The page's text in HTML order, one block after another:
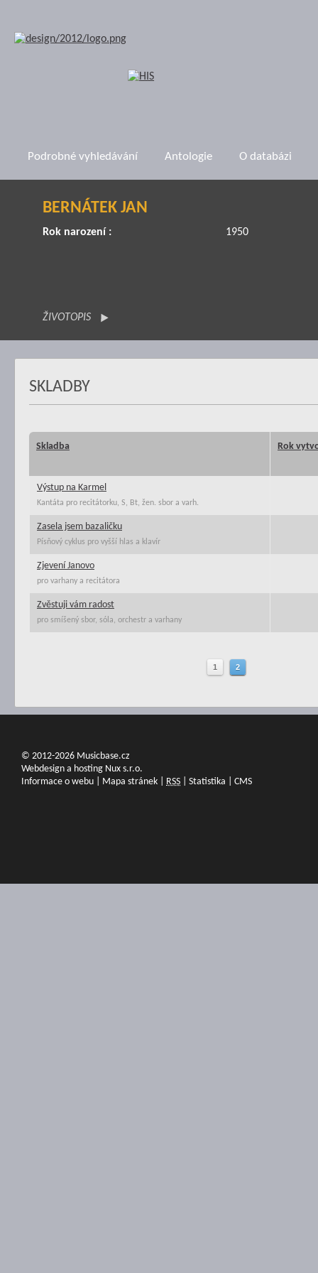
Podrobné vyhledávání Antologie O databázi
BERNÁTEK JAN
Rok narození : 1950
ŽIVOTOPIS
SKLADBY
Skladba Rok
Výstup na Karmel
Kantáta pro recitátorku, S, Bt, žen. sbor a varh.
Zasela jsem bazaličku
Písňový cyklus pro vyšší hlas a klavír
Zjevení Janovo
pro varhany a recitátora
Zvěstuji vám radost
pro smíšený sbor, sóla, orchestr a varhany
1 2
© 2012-2026 Musicbase.cz
Webdesign a hosting Nux s.r.o.
Informace o webu
Mapa stránek RSS Statistika CMS